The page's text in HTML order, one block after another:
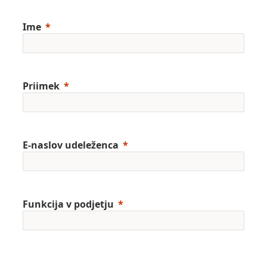
Ime
Priimek
E-naslov udeleženca
Funkcija v podjetju